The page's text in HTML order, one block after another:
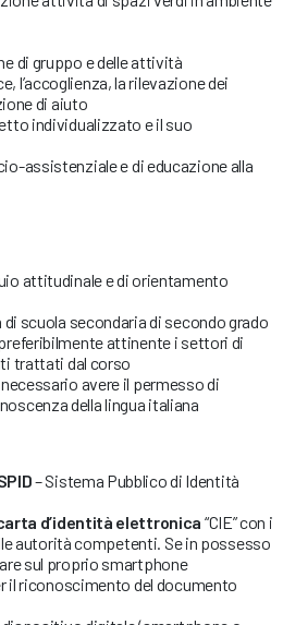
di gruppo e delle attività
l’accoglienza, la rilevazione dei
di aiuto
individualizzato e il suo
assistenziale e di educazione alla
attitudinale e di orientamento
scuola secondaria di secondo grado
attinente i settori di
trattati dal corso
avere il permesso di
della lingua italiana
– Sistema Pubblico di Identità
d’identità elettronica “CIE” con i
autorità competenti. Se in possesso
sul proprio smartphone
il riconoscimento del documento